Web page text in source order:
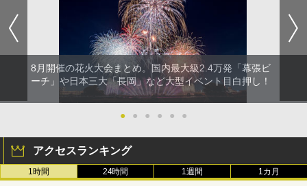
8月開催の花火大会まとめ。国内最大級2.4万発「幕張ビ
ーチ」や日本三大「長岡」など大型イベント目白押し！
● ● ● ● ● ●
アクセスランキング
1時間 24時間 1週間 1カ月